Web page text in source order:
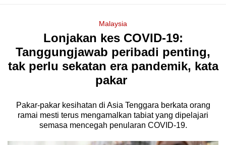
Malaysia
Lonjakan kes COVID-19:
Tanggungjawab peribadi penting,
tak perlu sekatan era pandemik, kata
pakar
Pakar-pakar kesihatan di Asia Tenggara berkata orang
ramai mesti terus mengamalkan tabiat yang dipelajari
semasa mencegah penularan COVID-19.
longer
supported
know
it's
hassle